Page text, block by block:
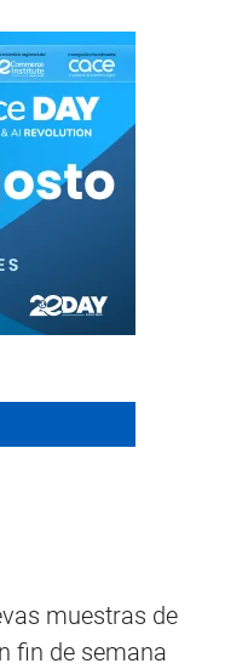
muestras de
fin de semana